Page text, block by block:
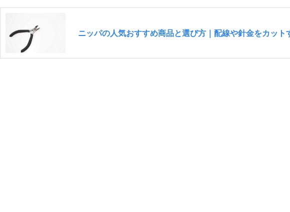
ニッパの人気おすすめ商品と選び方｜配線や針金をカット